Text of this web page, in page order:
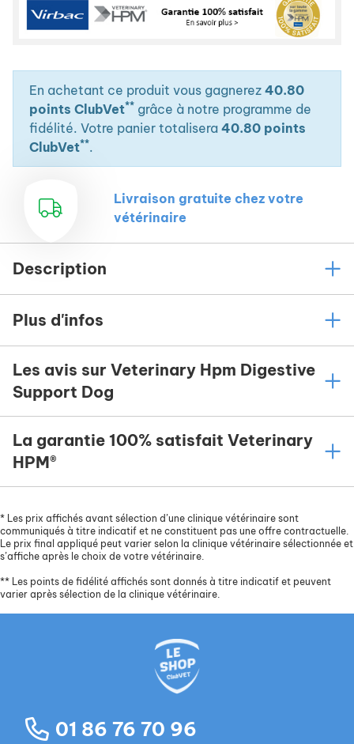
En achetant ce produit vous gagnerez 40.80
points ClubVet** grâce à notre programme de
fidélité. Votre panier totalisera 40.80 points
ClubVet**.
Livraison gratuite chez votre
vétérinaire
Description
Plus d'infos
Les avis sur Veterinary Hpm Digestive
Support Dog
La garantie 100% satisfait Veterinary
HPM®
* Les prix affichés avant sélection d’une clinique vétérinaire sont
communiqués à titre indicatif et ne constituent pas une offre contractuelle.
Le prix final appliqué peut varier selon la clinique vétérinaire sélectionnée et
s’affiche après le choix de votre vétérinaire.
** Les points de fidélité affichés sont donnés à titre indicatif et peuvent
varier après sélection de la clinique vétérinaire.
01 86 76 70 96